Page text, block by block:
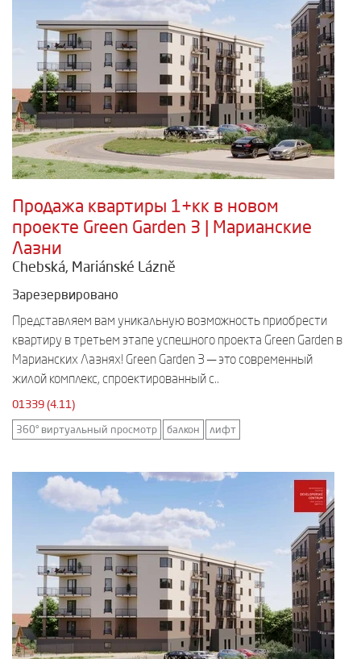
Продажа квартиры 1+кк в новом
проекте Green Garden 3 | Марианские
Лазни
Chebská, Mariánské Lázně
Зарезервировано
Представляем вам уникальную возможность приобрести
квартиру в третьем этапе успешного проекта Green Garden в
Марианских Лазнях! Green Garden 3 — это современный
жилой комплекс, спроектированный с..
01339 (4.11)
360° виртуальный просмотр балкон лифт